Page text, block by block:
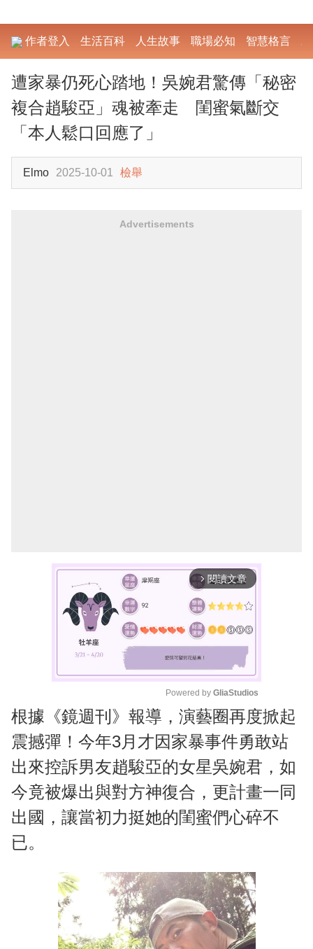
作者登入 生活百科 人生故事 職場必知 智慧格言
遭家暴仍死心踏地！吳婉君驚傳「秘密
複合趙駿亞」魂被牽走 閨蜜氣斷交
「本人鬆口回應了」
Elmo 2025-10-01 檢舉
Advertisements
arrow_forward_ios 閱讀文章
M
u
t
e
Powered by GliaStudios
根據《鏡週刊》報導，演藝圈再度掀起
震撼彈！今年3月才因家暴事件勇敢站
出來控訴男友趙駿亞的女星吳婉君，如
今竟被爆出與對方神復合，更計畫一同
出國，讓當初力挺她的閨蜜們心碎不
已。